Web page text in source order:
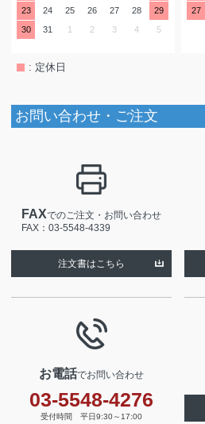
23
24 25 26 27 28
29
30
31 1 2 3 4 5
27
: 定休日
お問い合わせ・ご注文
FAXでのご注文・お問い合わせ
FAX：03-5548-4339
注文書はこちら
お電話でお問い合わせ
03-5548-4276
受付時間 平日9:30～17:00